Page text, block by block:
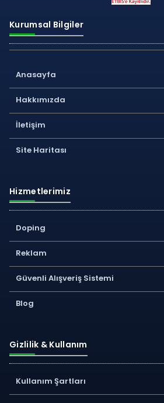
Kurumsal Bilgiler
Anasayfa
Hakkımızda
İletişim
Site Haritası
Hizmetlerimiz
Doping
Reklam
Güvenli Alışveriş Sistemi
Blog
Gizlilik & Kullanım
Kullanım Şartları